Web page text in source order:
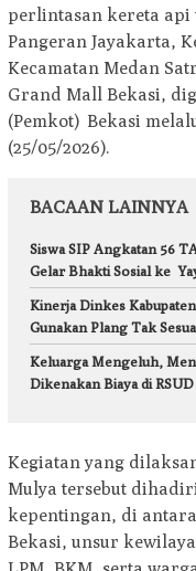
perlintasan kereta
Pangeran Jayakarta,
Kecamatan Medan
Grand Mall Bekasi,
(Pemkot) Bekasi
(25/05/2026).
BACAAN LAINNYA
Siswa SIP Angkatan 56
Gelar Bhakti Sosial ke
Kinerja Dinkes
Gunakan Plang Tak
Keluarga Mengeluh,
Dikenakan Biaya di
Kegiatan yang
Mulya tersebut
kepentingan, di
Bekasi, unsur